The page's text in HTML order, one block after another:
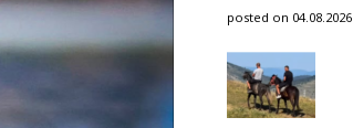
posted on 04.08.2026